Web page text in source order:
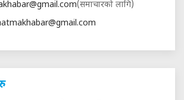
(समाचारको लागि)